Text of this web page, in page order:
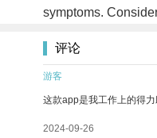
symptoms.
评论
游客
这款app是我工作上的得
2024-09-26